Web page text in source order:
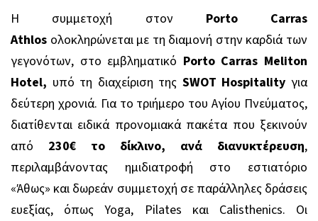
Η συμμετοχή στον Porto Carras
Athlos ολοκληρώνεται με τη διαμονή στην καρδιά των
γεγονότων, στο εμβληματικό Porto Carras Meliton
Hotel, υπό τη διαχείριση της SWOT Hospitality για
δεύτερη χρονιά. Για το τριήμερο του Αγίου Πνεύματος,
διατίθενται ειδικά προνομιακά πακέτα που ξεκινούν
από 230€ το δίκλινο, ανά διανυκτέρευση,
περιλαμβάνοντας ημιδιατροφή στο εστιατόριο
«Άθως» και δωρεάν συμμετοχή σε παράλληλες δράσεις
ευεξίας, όπως Yoga, Pilates και Calisthenics. Οι